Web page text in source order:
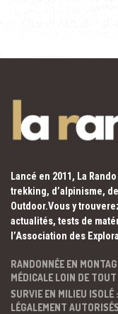
Lancé en 2011, La
trekking, d’alpinisme,
Outdoor.Vous y
actualités, tests de
l’Association des
RANDONNÉE EN
MÉDICALE LOIN DE
SURVIE EN MILIEU ISOLÉ
LÉGALEMENT